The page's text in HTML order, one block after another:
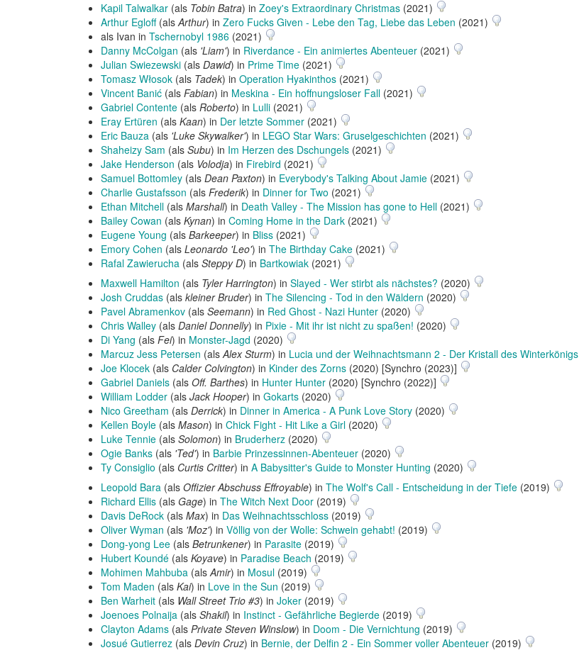
Kapil Talwalkar (als Tobin Batra) in Zoey's Extraordinary Christmas (2021)
Arthur Egloff(alsArthur) in Zero Fucks Given - Lebe den Tag, Liebe das Leben (2021)
als Ivan in Tschernobyl 1986 (2021)
Danny McColgan (als 'Liam') in Riverdance - Ein animiertes Abenteuer (2021)
Julian Swiezewski (als Dawid) in Prime Time (2021)
Tomasz Włosok (als Tadek) in Operation Hyakinthos (2021)
Vincent Banić (als Fabian) in Meskina - Ein hoffnungsloser Fall (2021)
Gabriel Contente (als Roberto) in Lulli (2021)
Eray Ertüren (als Kaan) in Der letzte Sommer (2021)
Eric Bauza (als 'Luke Skywalker') in LEGO Star Wars: Gruselgeschichten (2021)
Shaheizy Sam (als Subu) in Im Herzen des Dschungels (2021)
Jake Henderson (als Volodja) in Firebird (2021)
Samuel Bottomley (als Dean Paxton) in Everybody's Talking About Jamie (2021)
Charlie Gustafsson (als Frederik) in Dinner for Two (2021)
Ethan Mitchell (als Marshall) in Death Valley - The Mission has gone to Hell (2021)
Bailey Cowan (als Kynan) in Coming Home in the Dark (2021)
Eugene Young (als Barkeeper) in Bliss (2021)
Emory Cohen (als Leonardo 'Leo') in The Birthday Cake (2021)
Rafal Zawierucha (als Steppy D) in Bartkowiak (2021)
Maxwell Hamilton (als Tyler Harrington) in Slayed - Wer stirbt als nächstes? (2020)
Josh Cruddas (als kleiner Bruder) in The Silencing - Tod in den Wäldern (2020)
Pavel Abramenkov (als Seemann) in Red Ghost - Nazi Hunter (2020)
Chris Walley (als Daniel Donnelly) in Pixie - Mit ihr ist nicht zu spaßen! (2020)
Di Yang (als Fei) in Monster-Jagd (2020)
Marcuz Jess Petersen (alsAlex Sturm) in Lucia und der Weihnachtsmann 2 - Der Kristall des Winterkönigs
Joe Klocek (als Calder Colvington) in Kinder des Zorns (2020) [Synchro (2023)]
Gabriel Daniels (als Off. Barthes) in Hunter Hunter (2020) [Synchro (2022)]
William Lodder (als Jack Hooper) in Gokarts (2020)
Nico Greetham (als Derrick) in Dinner in America - A Punk Love Story (2020)
Kellen Boyle (als Mason) in Chick Fight - Hit Like a Girl (2020)
Luke Tennie (als Solomon) in Bruderherz (2020)
Ogie Banks (als 'Ted') in Barbie Prinzessinnen-Abenteuer (2020)
Ty Consiglio (als Curtis Critter) in A Babysitter's Guide to Monster Hunting (2020)
Leopold Bara (als Offizier Abschuss Effroyable) in The Wolf's Call - Entscheidung in der Tiefe (2019)
Richard Ellis (als Gage) in The Witch Next Door (2019)
Davis DeRock (als Max) in Das Weihnachtsschloss (2019)
Oliver Wyman (als 'Moz') in Völlig von der Wolle: Schwein gehabt! (2019)
Dong-yong Lee (als Betrunkener) in Parasite (2019)
Hubert Koundé (als Koyave) in Paradise Beach (2019)
Mohimen Mahbuba (alsAmir) in Mosul (2019)
Tom Maden (als Kai) in Love in the Sun (2019)
Ben Warheit (als Wall Street Trio #3) in Joker (2019)
Joenoes Polnaija (als Shakil) in Instinct - Gefährliche Begierde (2019)
Clayton Adams (als Private Steven Winslow) in Doom - Die Vernichtung (2019)
Josué Gutierrez (als Devin Cruz) in Bernie, der Delfin 2 - Ein Sommer voller Abenteuer (2019)